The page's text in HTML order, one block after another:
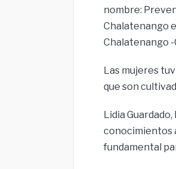
nombre:
Chalatenango
Chalatenango -
Las mujeres
que son
Lidia
conocimientos
fundamental